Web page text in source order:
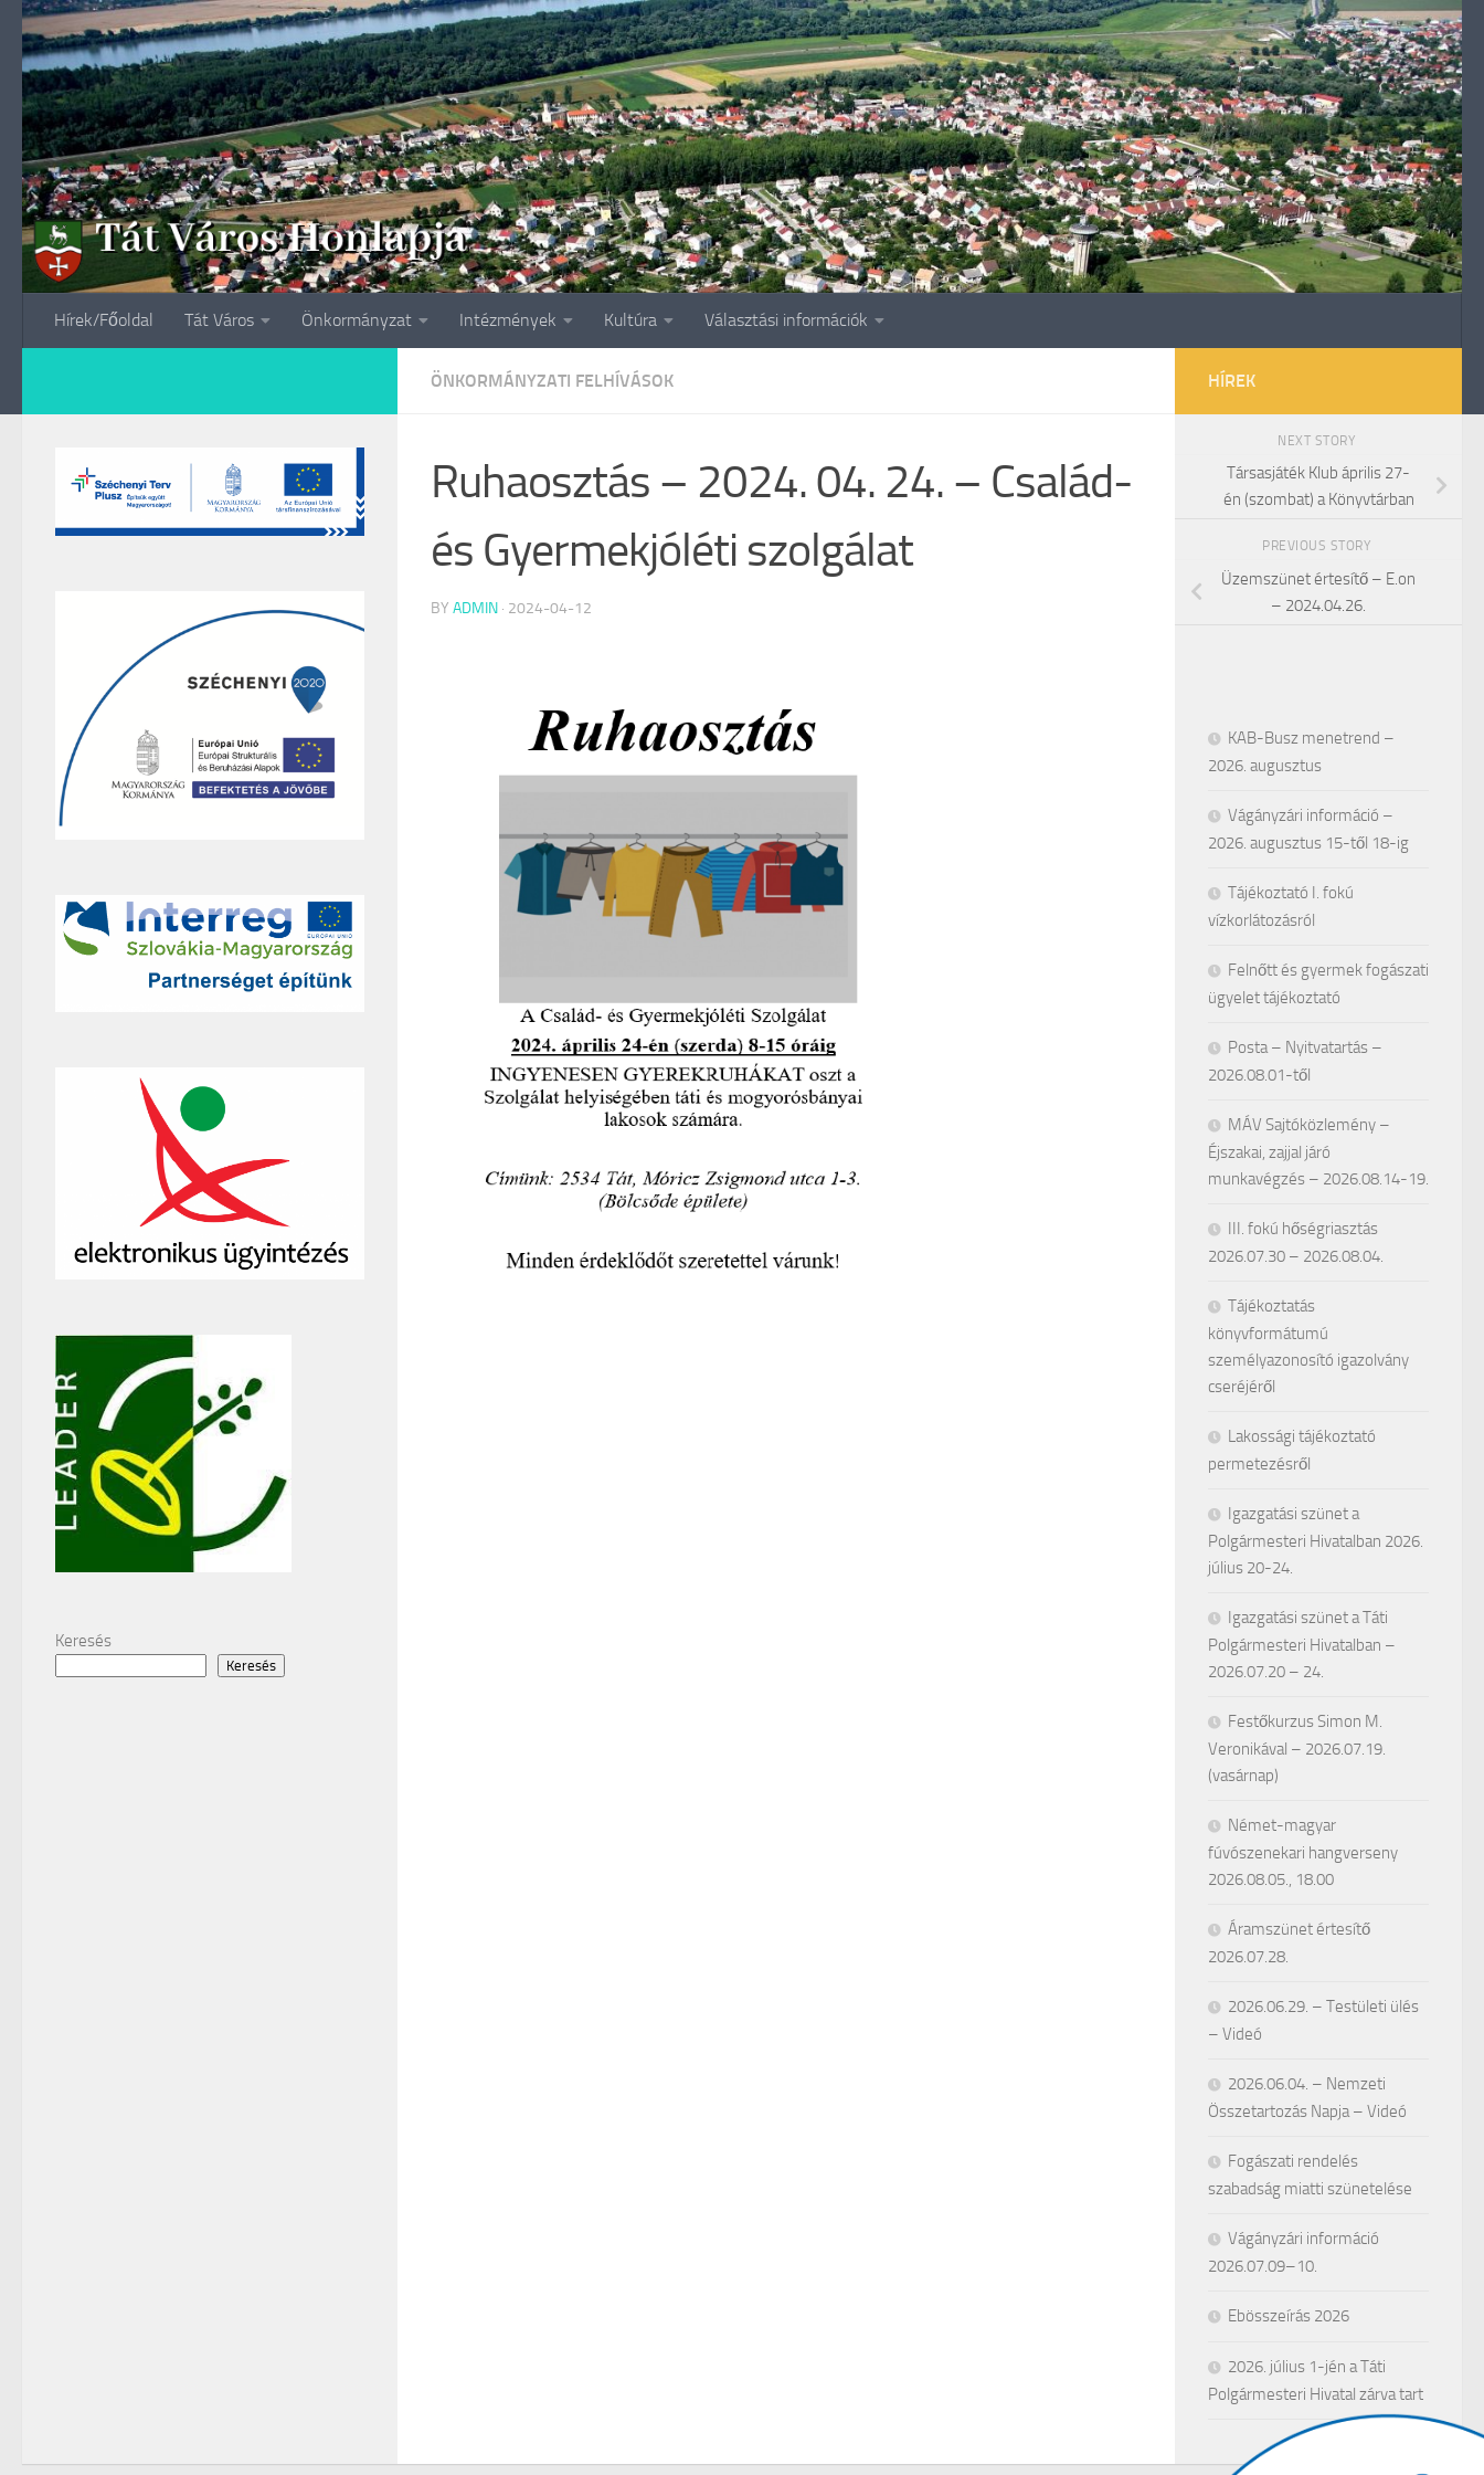
Skip to content
Hírek/Főoldal Tát Város Önkormányzat Intézmények Kultúra Választási információk
ÖNKORMÁNYZATI FELHÍVÁSOK
Ruhaosztás – 2024. 04. 24. – Család-
és Gyermekjóléti szolgálat
BY ADMIN · 2024-04-12
Keresés
Keresés
HÍREK
NEXT STORY
Társasjáték Klub április 27-
én (szombat) a Könyvtárban
PREVIOUS STORY
Üzemszünet értesítő – E.on
– 2024.04.26.
KAB-Busz menetrend –
2026. augusztus
Vágányzári információ –
2026. augusztus 15-től 18-ig
Tájékoztató I. fokú
vízkorlátozásról
Felnőtt és gyermek fogászati
ügyelet tájékoztató
Posta – Nyitvatartás –
2026.08.01-től
MÁV Sajtóközlemény –
Éjszakai, zajjal járó
munkavégzés – 2026.08.14-19.
III. fokú hőségriasztás
2026.07.30 – 2026.08.04.
Tájékoztatás
könyvformátumú
személyazonosító igazolvány
cseréjéről
Lakossági tájékoztató
permetezésről
Igazgatási szünet a
Polgármesteri Hivatalban 2026.
július 20-24.
Igazgatási szünet a Táti
Polgármesteri Hivatalban –
2026.07.20 – 24.
Festőkurzus Simon M.
Veronikával – 2026.07.19.
(vasárnap)
Német-magyar
fúvószenekari hangverseny
2026.08.05., 18.00
Áramszünet értesítő
2026.07.28.
2026.06.29. – Testületi ülés
– Videó
2026.06.04. – Nemzeti
Összetartozás Napja – Videó
Fogászati rendelés
szabadság miatti szünetelése
Vágányzári információ
2026.07.09–10.
Ebösszeírás 2026
2026. július 1-jén a Táti
Polgármesteri Hivatal zárva tart